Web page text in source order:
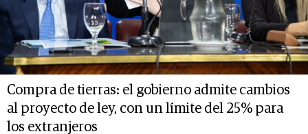
Compra de tierras: el gobierno admite cambios
al proyecto de ley, con un límite del 25% para
los extranjeros